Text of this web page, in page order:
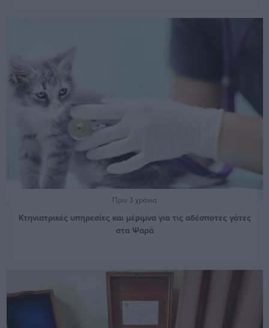
Πριν 3 χρόνια
Κτηνιατρικές υπηρεσίες και μέριμνα για τις αδέσποτες γάτες
στα Ψαρά